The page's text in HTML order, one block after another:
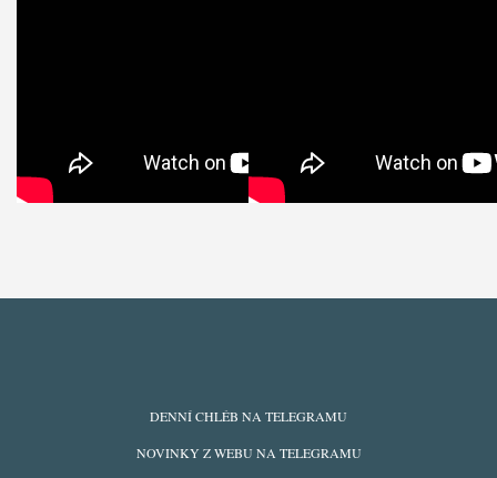
DENNÍ CHLÉB NA TELEGRAMU
NOVINKY Z WEBU NA TELEGRAMU